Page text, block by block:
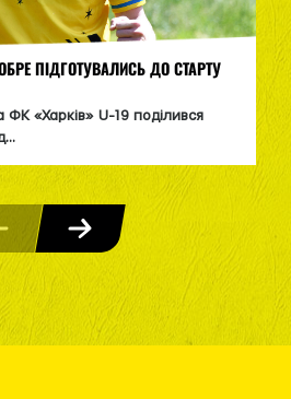
ПІДГОТУВАЛИСЬ ДО СТАРТУ
«Харків» U-19 поділився